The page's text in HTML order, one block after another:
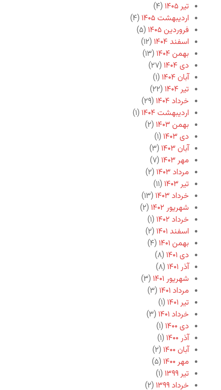
تیر ۱۴۰۵
(۴)
اردیبهشت ۱۴۰۵
(۴)
فروردین ۱۴۰۵
(۵)
اسفند ۱۴۰۴
(۱۲)
بهمن ۱۴۰۴
(۱۳)
دی ۱۴۰۴
(۲۷)
آبان ۱۴۰۴
(۱)
تیر ۱۴۰۴
(۲۲)
خرداد ۱۴۰۴
(۲۹)
اردیبهشت ۱۴۰۴
(۱)
بهمن ۱۴۰۳
(۲)
دی ۱۴۰۳
(۱)
آبان ۱۴۰۳
(۳)
مهر ۱۴۰۳
(۷)
مرداد ۱۴۰۳
(۲)
تیر ۱۴۰۳
(۱۱)
خرداد ۱۴۰۳
(۱۳)
شهریور ۱۴۰۲
(۲)
خرداد ۱۴۰۲
(۱)
اسفند ۱۴۰۱
(۲)
بهمن ۱۴۰۱
(۴)
دی ۱۴۰۱
(۸)
آذر ۱۴۰۱
(۸)
شهریور ۱۴۰۱
(۳)
مرداد ۱۴۰۱
(۳)
تیر ۱۴۰۱
(۱)
خرداد ۱۴۰۱
(۳)
دی ۱۴۰۰
(۱)
آذر ۱۴۰۰
(۱)
آبان ۱۴۰۰
(۲)
مهر ۱۴۰۰
(۵)
تیر ۱۳۹۹
(۱)
خرداد ۱۳۹۹
(۲)